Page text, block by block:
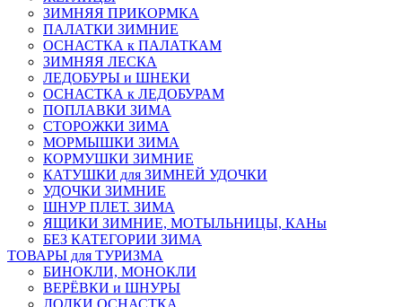
ЗИМНЯЯ ПРИКОРМКА
ПАЛАТКИ ЗИМНИЕ
ОСНАСТКА к ПАЛАТКАМ
ЗИМНЯЯ ЛЕСКА
ЛЕДОБУРЫ и ШНЕКИ
ОСНАСТКА к ЛЕДОБУРАМ
ПОПЛАВКИ ЗИМА
СТОРОЖКИ ЗИМА
МОРМЫШКИ ЗИМА
КОРМУШКИ ЗИМНИЕ
КАТУШКИ для ЗИМНЕЙ УДОЧКИ
УДОЧКИ ЗИМНИЕ
ШНУР ПЛЕТ. ЗИМА
ЯЩИКИ ЗИМНИЕ, МОТЫЛЬНИЦЫ, КАНы
БЕЗ КАТЕГОРИИ ЗИМА
ТОВАРЫ для ТУРИЗМА
БИНОКЛИ, МОНОКЛИ
ВЕРЁВКИ и ШНУРЫ
ЛОДКИ ОСНАСТКА